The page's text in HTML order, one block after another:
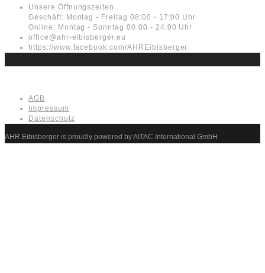
Unsere Öffnungszeiten
Geschäft: Montag - Freitag 08:00 - 17:00 Uhr
Online: Montag - Sonntag 00:00 - 24:00 Uhr
office@ahr-eibisberger.eu
https://www.facebook.com/AHREibisberger
AGB
Impressum
Datenschutz
AHR Eibisberger is proudly powered by AITAC International GmbH